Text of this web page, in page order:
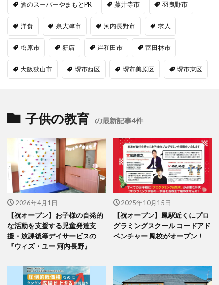
酒のスーパーやまもとPR 藤井寺市 羽曳野市
洋食 泉大津市 河内長野市 求人
松原市 新店 岸和田市 富田林市
大阪狭山市 堺市西区 堺市美原区 堺市東区
子供の教育 の最新記事4件
2026年4月1日
【祝オープン】お子様の自発的
な活動を支援する児童発達支
援・放課後等デイサービスの
『ウィズ・ユー 河内長野』
2025年10月15日
【祝オープン】鳳駅近くにプロ
グラミングスクール コードアド
ベンチャー 鳳校がオープン！